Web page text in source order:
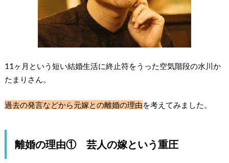
11ヶ月という短い結婚生活に終止符をうった空気階段の水川か
たまりさん。
過去の発言などから元嫁との離婚の理由を考えてみました。
離婚の理由① 芸人の嫁という重圧